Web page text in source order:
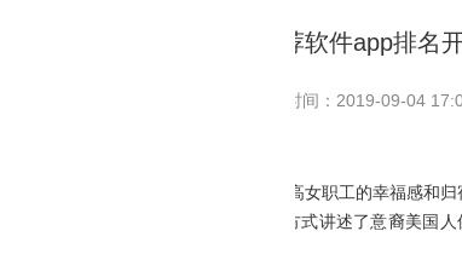
足彩推荐软件app排名
发布时间：2019-09-04
女节，丰富中心女职工的文化生活，提高女职工的幸福感和
《绿皮书》，该片用轻松幽默诙谐的方式讲述了意裔美国